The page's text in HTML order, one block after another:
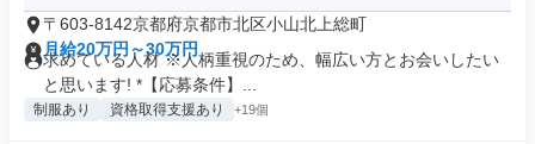
〒603-8142京都府京都市北区小山北上総町
月給20万円～30万円
求めている人材 ※人柄重視のため、幅広い方とお会いしたい
と思います! *【応募条件】...
制服あり 資格取得支援あり +19個